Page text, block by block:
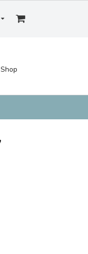
Shop